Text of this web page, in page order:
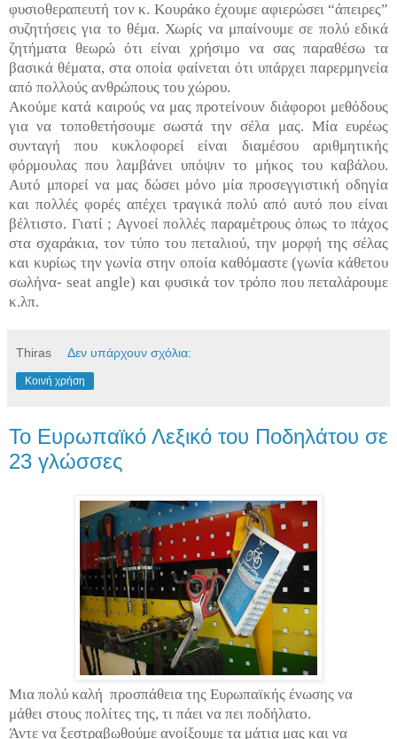
φυσιοθεραπευτή τον κ. Κουράκο έχουμε αφιερώσει “άπειρες”
συζητήσεις για το θέμα. Χωρίς να μπαίνουμε σε πολύ εδικά
ζητήματα θεωρώ ότι είναι χρήσιμο να σας παραθέσω τα
βασικά θέματα, στα οποία φαίνεται ότι υπάρχει παρερμηνεία
από πολλούς ανθρώπους του χώρου.
Ακούμε κατά καιρούς να μας προτείνουν διάφοροι μεθόδους
για να τοποθετήσουμε σωστά την σέλα μας. Μία ευρέως
συνταγή που κυκλοφορεί είναι διαμέσου αριθμητικής
φόρμουλας που λαμβάνει υπόψιν το μήκος του καβάλου.
Αυτό μπορεί να μας δώσει μόνο μία προσεγγιστική οδηγία
και πολλές φορές απέχει τραγικά πολύ από αυτό που είναι
βέλτιστο. Γιατί ; Αγνοεί πολλές παραμέτρους όπως το πάχος
στα σχαράκια, τον τύπο του πεταλιού, την μορφή της σέλας
και κυρίως την γωνία στην οποία καθόμαστε (γωνία κάθετου
σωλήνα- seat angle) και φυσικά τον τρόπο που πεταλάρουμε
κ.λπ.
Thiras Δεν υπάρχουν σχόλια:
Κοινή χρήση
Το Ευρωπαϊκό Λεξικό του Ποδηλάτου σε
23 γλώσσες
Μια πολύ καλή προσπάθεια της Ευρωπαϊκής ένωσης να
μάθει στους πολίτες της, τι πάει να πει ποδήλατο.
Άντε να ξεστραβωθούμε ανοίξουμε τα μάτια μας και να